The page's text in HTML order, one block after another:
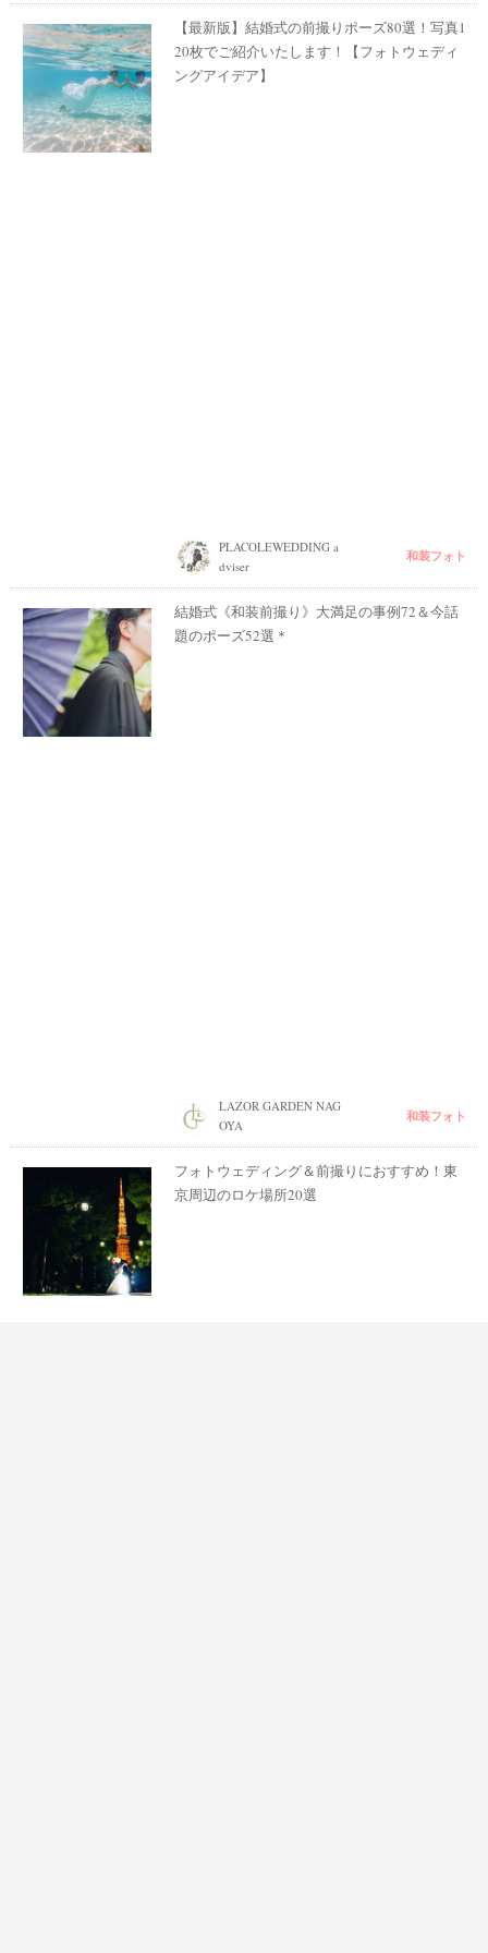
【最新版】結婚式の前撮りポーズ80選！写真1
20枚でご紹介いたします！【フォトウェディ
ングアイデア】
PLACOLEWEDDING a
dviser
和装フォト
結婚式《和装前撮り》大満足の事例72＆今話
題のポーズ52選＊
LAZOR GARDEN NAG
OYA
和装フォト
フォトウェディング＆前撮りにおすすめ！東
京周辺のロケ場所20選